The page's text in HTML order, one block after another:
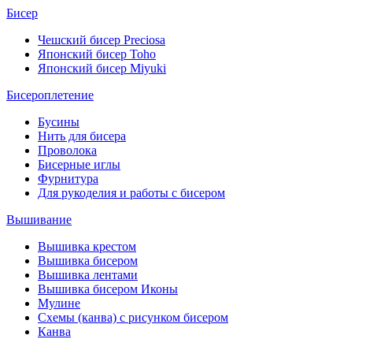
Бисер
Чешский бисер Preciosa
Японский бисер Toho
Японский бисер Miyuki
Бисероплетение
Бусины
Нить для бисера
Проволока
Бисерные иглы
Фурнитура
Для рукоделия и работы с бисером
Вышивание
Вышивка крестом
Вышивка бисером
Вышивка лентами
Вышивка бисером Иконы
Мулине
Схемы (канва) с рисунком бисером
Канва